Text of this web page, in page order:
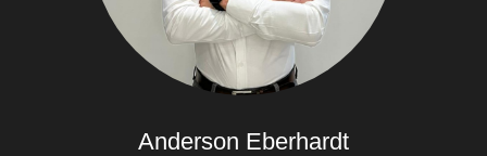
Anderson Eberhardt